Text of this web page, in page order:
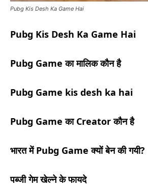
Pubg Kis Desh Ka Game Hai
Pubg Kis Desh Ka Game Hai
Pubg Gameका मालिक कौन है
Pubg Game kis desh ka hai
Pubg GameकाCreatorकौन है
भारत मेंPubg Gameक्यों बेन की गयी?
पब्जी गेम खेल्ने के फायदे